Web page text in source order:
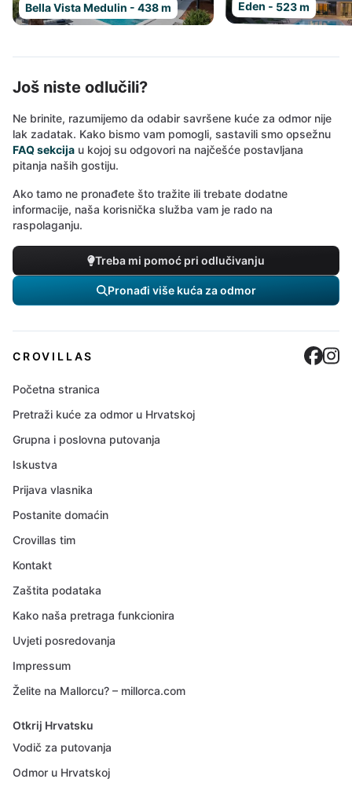
Bella Vista Medulin - 438 m Eden - 523 m
Još niste odlučili?
Ne brinite, razumijemo da odabir savršene kuće za odmor nije
lak zadatak. Kako bismo vam pomogli, sastavili smo opsežnu
FAQ sekcija u kojoj su odgovori na najčešće postavljana
pitanja naših gostiju.
Ako tamo ne pronađete što tražite ili trebate dodatne
informacije, naša korisnička služba vam je rado na
raspolaganju.
Treba mi pomoć pri odlučivanju
Pronađi više kuća za odmor
CROVILLAS
Početna stranica
Pretraži kuće za odmor u Hrvatskoj
Grupna i poslovna putovanja
Iskustva
Prijava vlasnika
Postanite domaćin
Crovillas tim
Kontakt
Zaštita podataka
Kako naša pretraga funkcionira
Uvjeti posredovanja
Impressum
Želite na Mallorcu? – millorca.com
Otkrij Hrvatsku
Vodič za putovanja
Odmor u Hrvatskoj